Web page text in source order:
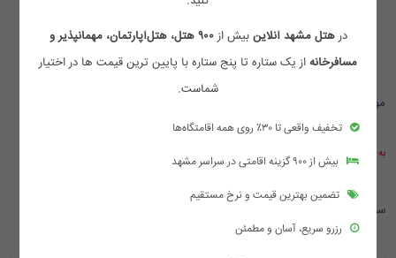
موقعیت مکانی
به علت قطع اینترنت بین الملل موقتا موقعیت مکانی در گوگل نمایش داده نمی شود
سوالات متداول
درهتل مشهد آنلاین بیش از
۹۰۰ هتل، هتل‌آپارتمان، مهمانپذیر و
مسافرخانه از یک ستاره تا پنج ستاره با پایین ترین قیمت ها در اختیار
شماست.
تخفیف واقعی تا ۳۰٪ روی همه اقامتگاه‌ها
بیش از ۹۰۰ گزینه اقامتی در سراسر مشهد
تضمین بهترین قیمت و نرخ مستقیم
رزرو سریع، آسان و مطمئن